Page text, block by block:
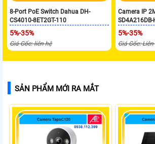
8-Port PoE Switch Dahua DH-
CS4010-8ET2GT-110
5%-35%
Giá Gốc: liên hệ
Camera IP
SD4A216DB-
5%-35%
Giá Gốc: Liên
SẢN PHẨM MỚI RA MẮT